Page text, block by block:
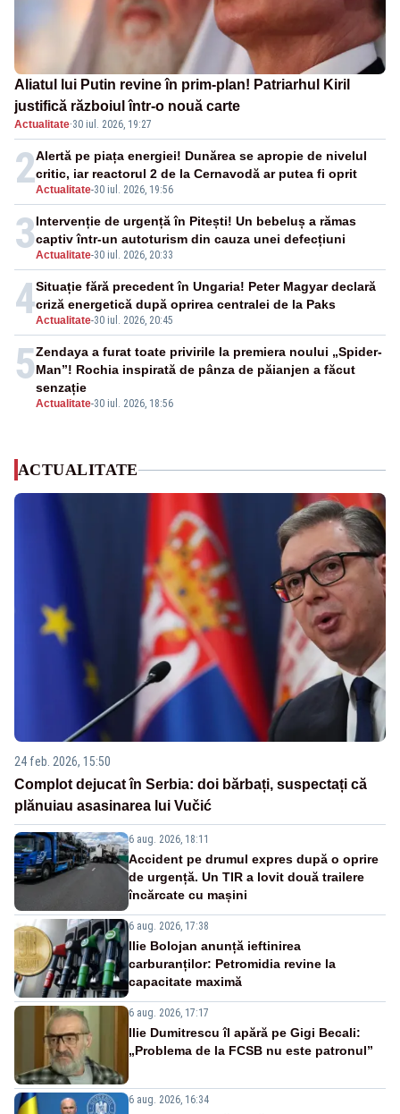
Aliatul lui Putin revine în prim-plan! Patriarhul Kiril
justifică războiul într-o nouă carte
Actualitate·30 iul. 2026, 19:27
2Actualitate-30 iul. 2026, 19:56
Alertă pe piața energiei! Dunărea se apropie de nivelul
critic, iar reactorul 2 de la Cernavodă ar putea fi oprit
3Actualitate-30 iul. 2026, 20:33
Intervenție de urgență în Pitești! Un bebeluș a rămas
captiv într-un autoturism din cauza unei defecțiuni
4Actualitate-30 iul. 2026, 20:45
Situație fără precedent în Ungaria! Peter Magyar declară
criză energetică după oprirea centralei de la Paks
5
Actualitate-30 iul. 2026, 18:56
Zendaya a furat toate privirile la premiera noului „Spider-
Man”! Rochia inspirată de pânza de păianjen a făcut
senzație
ACTUALITATE
24 feb. 2026, 15:50
Complot dejucat în Serbia: doi bărbați, suspectați că
plănuiau asasinarea lui Vučić
6 aug. 2026, 18:11
Accident pe drumul expres după o oprire
de urgență. Un TIR a lovit două trailere
încărcate cu mașini
6 aug. 2026, 17:38
Ilie Bolojan anunță ieftinirea
carburanților: Petromidia revine la
capacitate maximă
6 aug. 2026, 17:17
Ilie Dumitrescu îl apără pe Gigi Becali:
„Problema de la FCSB nu este patronul”
6 aug. 2026, 16:34